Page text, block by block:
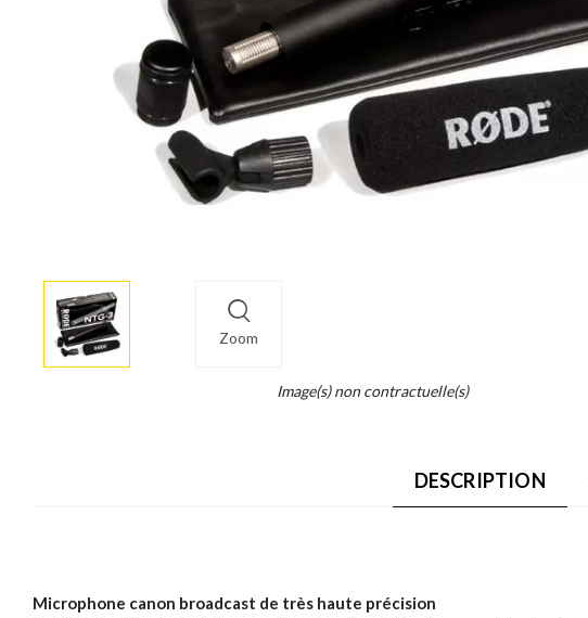
Zoom
More
info
Image(s) non contractuelle(s)
DESCRIPTION
Microphone canon broadcast de très haute précision